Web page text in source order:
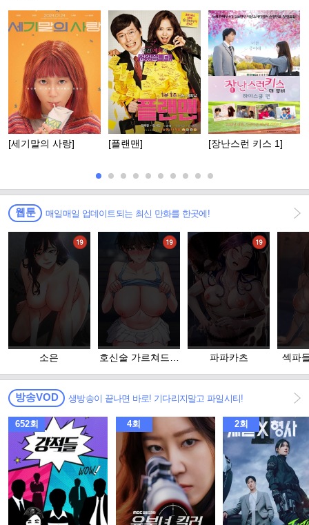
[세기말의 사랑] [플랜맨] [장난스런 키스 1]
웹툰 매일매일 업데이트되는 최신 만화를 한곳에!
소은
호신술 가르쳐드립
파파카츠
섹파
방송VOD 생방송이 끝나면 바로! 기다리지말고 파일시티!
652회 4회 2회